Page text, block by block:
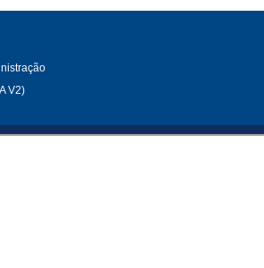
V2)